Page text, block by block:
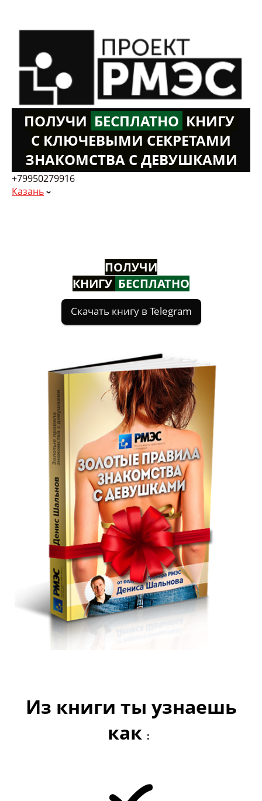
ПОЛУЧИ БЕСПЛАТНО КНИГУ
С КЛЮЧЕВЫМИ СЕКРЕТАМИ
ЗНАКОМСТВА С ДЕВУШКАМИ
+79950279916
Казань
ПОЛУЧИ
КНИГУ БЕСПЛАТНО
Из книги ты узнаешь
как :